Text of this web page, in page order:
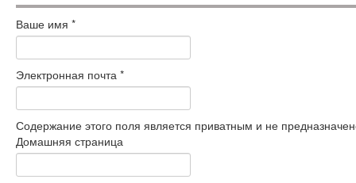
Ваше имя *
Электронная почта *
Содержание этого поля является приватным и не
Домашняя страница